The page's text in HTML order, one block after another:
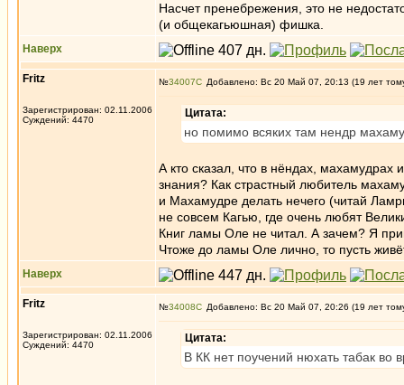
Насчет пренебрежения, это не
(и общекагьюшная) фишка.
Наверх
Fritz
Зарегистрирован: 02.11.2006
Суждений: 4470
№34007 Добавлено: Вс 20 Май 07, 20:13 (19 лет
Цитата:
но помимо всяких там нендр
А кто сказал, что в нёндах, махамудрах
знания? Как страстный любитель
и Махамудре делать нечего (читай
не совсем Кагью, где очень любят
Книг ламы Оле не читал. А зачем? Я
Чтоже до ламы Оле лично, то пусть
Наверх
Fritz
Зарегистрирован: 02.11.2006
Суждений: 4470
№34008 Добавлено: Вс 20 Май 07, 20:26 (19 лет
Цитата:
В КК нет поучений нюхать табак во